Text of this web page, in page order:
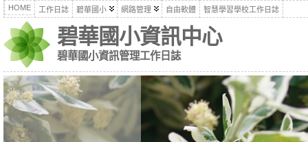
HOME 工作日誌 碧華國小 網路管理 自由軟體 智慧學習學校工作日誌
碧華國小資訊中心
碧華國小資訊管理工作日誌